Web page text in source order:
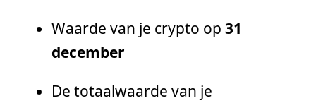
Waarde van je crypto op 31
december
De totaalwaarde van je